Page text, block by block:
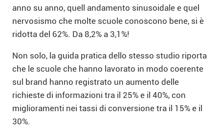
anno su anno, quell andamento sinusoidale e quel
nervosismo che molte scuole conoscono bene, si è
ridotta del 62%. Da 8,2% a 3,1%!
Non solo, la guida pratica dello stesso studio riporta
che le scuole che hanno lavorato in modo coerente
sul brand hanno registrato un aumento delle
richieste di informazioni tra il 25% e il 40%, con
miglioramenti nei tassi di conversione tra il 15% e il
30%.